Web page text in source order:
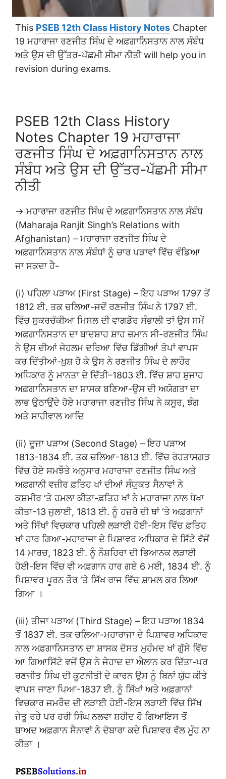
This PSEB 12th Class History Notes Chapter
19 ਮਹਾਰਾਜਾ ਰਣਜੀਤ ਸਿੰਘ ਦੇ ਅਫ਼ਗਾਨਿਸਤਾਨ ਨਾਲ ਸੰਬੰਧ
ਅਤੇ ਉਸ ਦੀ ਉੱਤਰ-ਪੱਛਮੀ ਸੀਮਾ ਨੀਤੀ will help you in
revision during exams.
PSEB 12th Class History
Notes Chapter 19 ਮਹਾਰਾਜਾ
ਰਣਜੀਤ ਸਿੰਘ ਦੇ ਅਫ਼ਗਾਨਿਸਤਾਨ ਨਾਲ
ਸੰਬੰਧ ਅਤੇ ਉਸ ਦੀ ਉੱਤਰ-ਪੱਛਮੀ ਸੀਮਾ
ਨੀਤੀ
→ ਮਹਾਰਾਜਾ ਰਣਜੀਤ ਸਿੰਘ ਦੇ ਅਫ਼ਗਾਨਿਸਤਾਨ ਨਾਲ ਸੰਬੰਧ
(Maharaja Ranjit Singh’s Relations with
Afghanistan) – ਮਹਾਰਾਜਾ ਰਣਜੀਤ ਸਿੰਘ ਦੇ
ਅਫ਼ਗਾਨਿਸਤਾਨ ਨਾਲ ਸੰਬੰਧਾਂ ਨੂੰ ਚਾਰ ਪੜਾਵਾਂ ਵਿੱਚ ਵੰਡਿਆ
ਜਾ ਸਕਦਾ ਹੈ-
(i) ਪਹਿਲਾ ਪੜਾਅ (First Stage) – ਇਹ ਪੜਾਅ 1797 ਤੋਂ
1812 ਈ. ਤਕ ਚਲਿਆ-ਜਦੋਂ ਰਣਜੀਤ ਸਿੰਘ ਨੇ 1797 ਈ.
ਵਿੱਚ ਸ਼ੁਕਰਚੱਕੀਆ ਮਿਸਲ ਦੀ ਵਾਗਡੋਰ ਸੰਭਾਲੀ ਤਾਂ ਉਸ ਸਮੇਂ
ਅਫ਼ਗਾਨਿਸਤਾਨ ਦਾ ਬਾਦਸ਼ਾਹ ਸ਼ਾਹ ਜ਼ਮਾਨ ਸੀ-ਰਣਜੀਤ ਸਿੰਘ
ਨੇ ਉਸ ਦੀਆਂ ਜੇਹਲਮ ਦਰਿਆ ਵਿੱਚ ਡਿੱਗੀਆਂ ਤੋਪਾਂ ਵਾਪਸ
ਕਰ ਦਿੱਤੀਆਂ-ਖ਼ੁਸ਼ ਹੋ ਕੇ ਉਸ ਨੇ ਰਣਜੀਤ ਸਿੰਘ ਦੇ ਲਾਹੌਰ
ਅਧਿਕਾਰ ਨੂੰ ਮਾਨਤਾ ਦੇ ਦਿੱਤੀ–1803 ਈ. ਵਿੱਚ ਸ਼ਾਹ ਸ਼ੁਜਾਹ
ਅਫ਼ਗਾਨਿਸਤਾਨ ਦਾ ਸ਼ਾਸਕ ਬਣਿਆ-ਉਸ ਦੀ ਅਯੋਗਤਾ ਦਾ
ਲਾਭ ਉਠਾਉਂਦੇ ਹੋਏ ਮਹਾਰਾਜਾ ਰਣਜੀਤ ਸਿੰਘ ਨੇ ਕਸੂਰ, ਝੰਗ
ਅਤੇ ਸਾਹੀਵਾਲ ਆਦਿ
(ii) ਦੂਜਾ ਪੜਾਅ (Second Stage) – ਇਹ ਪੜਾਅ
1813-1834 ਈ. ਤਕ ਚਲਿਆ-1813 ਈ. ਵਿੱਚ ਰੋਹਤਾਸਗੜ
ਵਿੱਚ ਹੋਏ ਸਮਝੌਤੇ ਅਨੁਸਾਰ ਮਹਾਰਾਜਾ ਰਣਜੀਤ ਸਿੰਘ ਅਤੇ
ਅਫ਼ਗਾਨੀ ਵਜ਼ੀਰ ਫ਼ਤਿਹ ਖਾਂ ਦੀਆਂ ਸੰਯੁਕਤ ਸੈਨਾਵਾਂ ਨੇ
ਕਸ਼ਮੀਰ ‘ਤੇ ਹਮਲਾ ਕੀਤਾ-ਫ਼ਤਿਹ ਖਾਂ ਨੇ ਮਹਾਰਾਜਾ ਨਾਲ ਧੋਖਾ
ਕੀਤਾ-13 ਜੁਲਾਈ, 1813 ਈ. ਨੂੰ ਹਜ਼ਰੋ ਦੀ ਥਾਂ ‘ਤੇ ਅਫ਼ਗਾਨਾਂ
ਅਤੇ ਸਿੱਖਾਂ ਵਿਚਕਾਰ ਪਹਿਲੀ ਲੜਾਈ ਹੋਈ-ਇਸ ਵਿੱਚ ਫ਼ਤਿਹ
ਖਾਂ ਹਾਰ ਗਿਆ-ਮਹਾਰਾਜਾ ਦੇ ਪਿਸ਼ਾਵਰ ਅਧਿਕਾਰ ਦੇ ਸਿੱਟੇ ਵੱਜੋਂ
14 ਮਾਰਚ, 1823 ਈ. ਨੂੰ ਨੌਸ਼ਹਿਰਾ ਦੀ ਭਿਆਨਕ ਲੜਾਈ
ਹੋਈ-ਇਸ ਵਿੱਚ ਵੀ ਅਫ਼ਗਾਨ ਹਾਰ ਗਏ 6 ਮਈ, 1834 ਈ. ਨੂੰ
ਪਿਸ਼ਾਵਰ ਪੂਰਨ ਤੌਰ ‘ਤੇ ਸਿੱਖ ਰਾਜ ਵਿੱਚ ਸ਼ਾਮਲ ਕਰ ਲਿਆ
ਗਿਆ ।
(iii) ਤੀਜਾ ਪੜਾਅ (Third Stage) – ਇਹ ਪੜਾਅ 1834
ਤੋਂ 1837 ਈ. ਤਕ ਚਲਿਆ-ਮਹਾਰਾਜਾ ਦੇ ਪਿਸ਼ਾਵਰ ਅਧਿਕਾਰ
ਨਾਲ ਅਫ਼ਗਾਨਿਸਤਾਨ ਦਾ ਸ਼ਾਸਕ ਦੋਸਤ ਮੁਹੰਮਦ ਖਾਂ ਗੁੱਸੇ ਵਿੱਚ
ਆ ਗਿਆਸਿੱਟੇ ਵਜੋਂ ਉਸ ਨੇ ਜੇਹਾਦ ਦਾ ਐਲਾਨ ਕਰ ਦਿੱਤਾ-ਪਰ
ਰਣਜੀਤ ਸਿੰਘ ਦੀ ਕੂਟਨੀਤੀ ਦੇ ਕਾਰਨ ਉਸ ਨੂੰ ਬਿਨਾਂ ਯੁੱਧ ਕੀਤੇ
ਵਾਪਸ ਜਾਣਾ ਪਿਆ-1837 ਈ. ਨੂੰ ਸਿੱਖਾਂ ਅਤੇ ਅਫ਼ਗਾਨਾਂ
ਵਿਚਕਾਰ ਜਮਰੌਦ ਦੀ ਲੜਾਈ ਹੋਈ-ਇਸ ਲੜਾਈ ਵਿੱਚ ਸਿੱਖ
ਜੇਤੂ ਰਹੇ ਪਰ ਹਰੀ ਸਿੰਘ ਨਲਵਾ ਸ਼ਹੀਦ ਹੋ ਗਿਆਇਸ ਤੋਂ
ਬਾਅਦ ਅਫ਼ਗਾਨ ਸੈਨਾਵਾਂ ਨੇ ਦੋਬਾਰਾ ਕਦੇ ਪਿਸ਼ਾਵਰ ਵੱਲ ਮੂੰਹ ਨਾ
ਕੀਤਾ ।